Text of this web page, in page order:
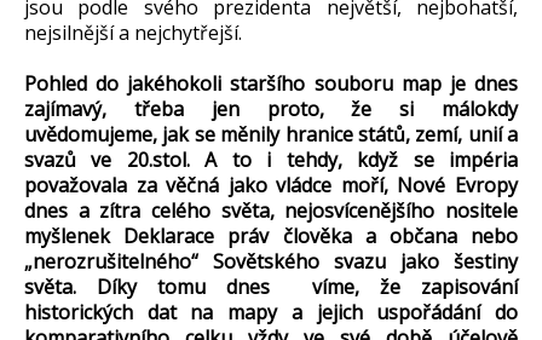
jsou podle svého prezidenta největší, nejbohatší,
nejsilnější a nejchytřejší.
Pohled do jakéhokoli staršího souboru map je dnes
zajímavý, třeba jen proto, že si málokdy
uvědomujeme, jak se měnily hranice států, zemí, unií a
svazů ve 20.stol. A to i tehdy, když se impéria
považovala za věčná jako vládce moří, Nové Evropy
dnes a zítra celého světa, nejosvícenějšího nositele
myšlenek Deklarace práv člověka a občana nebo
„nerozrušitelného“ Sovětského svazu jako šestiny
světa. Díky tomu dnes víme, že zapisování
historických dat na mapy a jejich uspořádání do